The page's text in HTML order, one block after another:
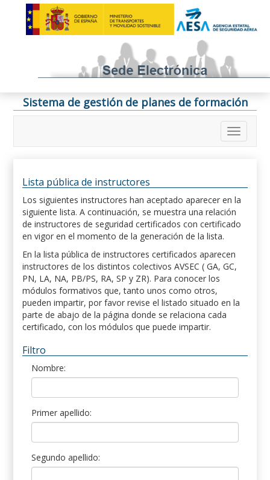
Sistema de gestión de planes de formación
Lista pública de instructores
Los siguientes instructores han aceptado aparecer en la
siguiente lista. A continuación, se muestra una relación
de instructores de seguridad certificados con certificado
en vigor en el momento de la generación de la lista.
En la lista pública de instructores certificados aparecen
instructores de los distintos colectivos AVSEC ( GA, GC,
PN, LA, NA, PB/PS, RA, SP y ZR). Para conocer los
módulos formativos que, tanto unos como otros,
pueden impartir, por favor revise el listado situado en la
parte de abajo de la página donde se relaciona cada
certificado, con los módulos que puede impartir.
Filtro
Nombre:
Primer apellido:
Segundo apellido: